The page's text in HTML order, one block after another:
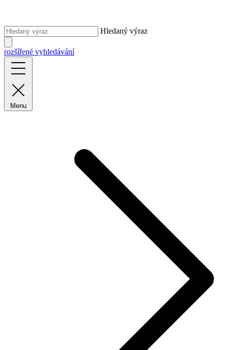
Hledaný výraz
rozšířené vyhledávání
Menu